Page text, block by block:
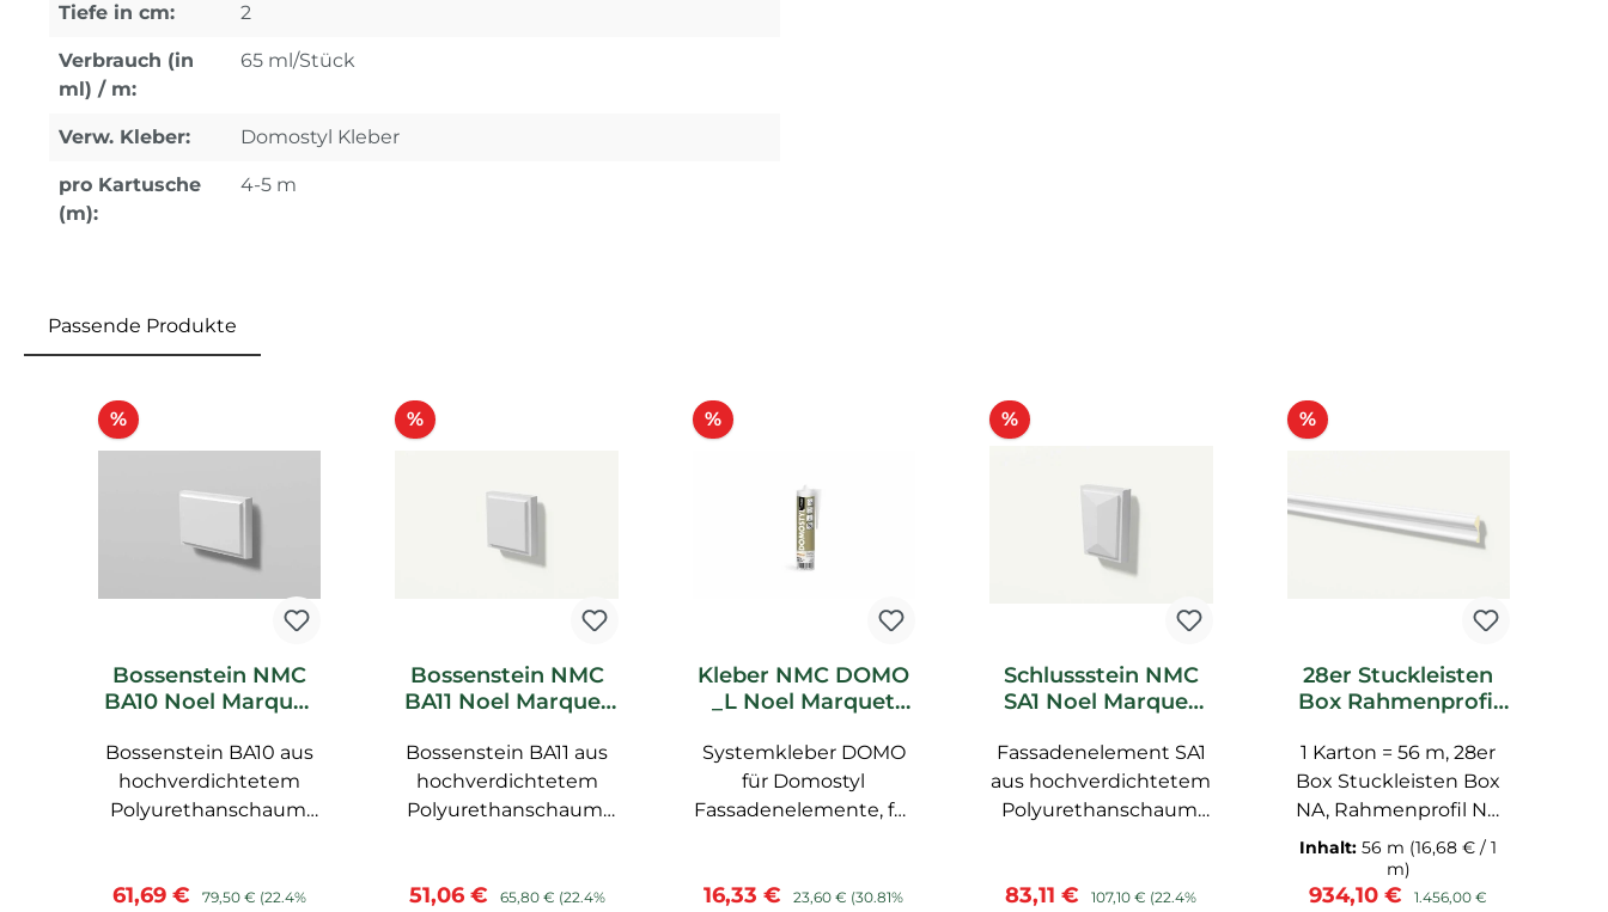
Tiefe in cm: 2
Verbrauch (in
ml) / m:
65 ml/Stück
Verw. Kleber: Domostyl Kleber
pro Kartusche
(m):
4-5 m
Passende Produkte
%Rabatt
Bossenstein NMC
BA10 Noel Marquet
Bossenstein BA10 aus
hochverdichtetem
Polyurethanschaum,
Verkaufspreis:
61,69 € Regulärer Preis:
79,50 € (22.4%
%Rabatt
Bossenstein NMC
BA11 Noel Marquet
Bossenstein BA11 aus
hochverdichtetem
Polyurethanschaum,
Verkaufspreis:
51,06 € Regulärer Preis:
65,80 € (22.4%
%Rabatt
Kleber NMC DOMO
_L Noel Marquet
Spachtelmasse
Systemkleber DOMO
für Domostyl
Fassadenelemente, für
Verkaufspreis:
16,33 € Regulärer Preis:
23,60 € (30.81%
%Rabatt
Schlussstein NMC
SA1 Noel Marquet
Fassadenelement SA1
aus hochverdichtetem
Polyurethanschaum,
Verkaufspreis:
83,11 € Regulärer Preis:
107,10 € (22.4%
%Rabatt
28er Stuckleisten
Box Rahmenprofil
Marquet Fassade
1 Karton = 56 m, 28er
Box Stuckleisten Box
NA, Rahmenprofil NA
aus hochverdichtetem
Polyurethanschaum,
mit strukturierter
Inhalt:56 m (16,68 € / 1
m)
Verkaufspreis:
934,10 € Regulärer Preis:
1.456,00 €